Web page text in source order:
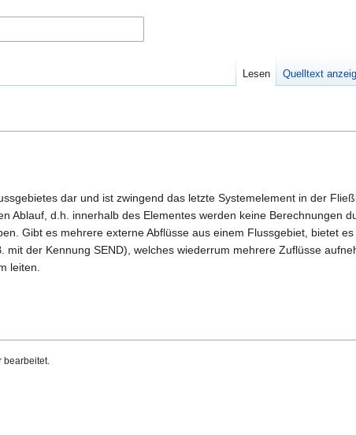
Lesen Quelltext
dar und ist zwingend das letzte Systemelement in der
Ablauf, d.h. innerhalb des Elementes werden keine Berechnungen
Gibt es mehrere externe Abflüsse aus einem Flussgebiet, bietet
mit der Kennung SEND), welches wiederrum mehrere Zuflüsse
leiten.
bearbeitet.